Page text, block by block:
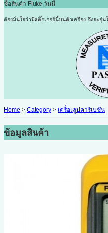
ซื้อสินค้า Fluke วันนี้
ต้องมั่นใจว่ามีสติ๊กเกอร์นี้บนตัวเครื่อง จึงจะอุ่น
Home > Category > เครื่องลูปคาริเบชั่น
ข้อมูลสินค้า